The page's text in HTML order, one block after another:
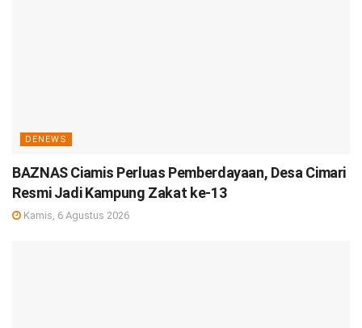
DENEWS
BAZNAS Ciamis Perluas Pemberdayaan, Desa Cimari
Resmi Jadi Kampung Zakat ke-13
Kamis, 6 Agustus 2026